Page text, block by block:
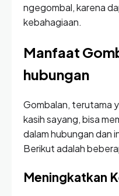
ngegombal, karena
kebahagiaan.
Manfaat
hubungan
Gombalan, terutama
kasih sayang, bisa
dalam hubungan dan
Berikut adalah
Meningkatkan